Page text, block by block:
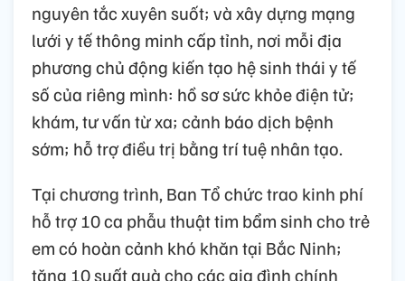
nguyên tắc xuyên suốt; và xây dựng mạng
lưới y tế thông minh cấp tỉnh, nơi mỗi địa
phương chủ động kiến tạo hệ sinh thái y tế
số của riêng mình: hồ sơ sức khỏe điện tử;
khám, tư vấn từ xa; cảnh báo dịch bệnh
sớm; hỗ trợ điều trị bằng trí tuệ nhân tạo.
Tại chương trình, Ban Tổ chức trao kinh phí
hỗ trợ 10 ca phẫu thuật tim bẩm sinh cho trẻ
em có hoàn cảnh khó khăn tại Bắc Ninh;
tặng 10 suất quà cho các gia đình chính